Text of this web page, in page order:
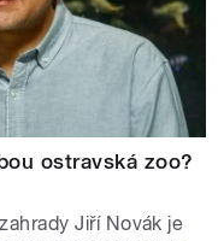
ostravská zoo?
Jiří Novák je